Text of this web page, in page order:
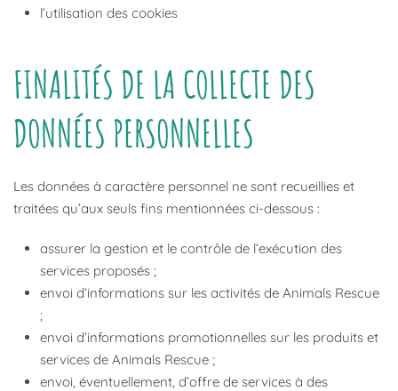
l’utilisation des cookies
FINALITÉS DE LA COLLECTE DES
DONNÉES PERSONNELLES
Les données à caractère personnel ne sont recueillies et
traitées qu’aux seuls fins mentionnées ci-dessous :
assurer la gestion et le contrôle de l’exécution des
services proposés ;
envoi d’informations sur les activités de Animals Rescue
;
envoi d’informations promotionnelles sur les produits et
services de Animals Rescue ;
envoi, éventuellement, d’offre de services à des